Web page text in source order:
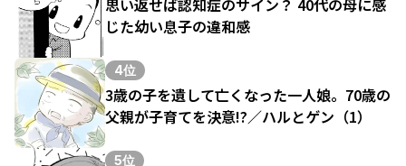
思い返せば認知症のサイン？ 40代の母に感
じた幼い息子の違和感
4位
3歳の子を遺して亡くなった一人娘。70歳の
父親が子育てを決意!?／ハルとゲン（1）
5位